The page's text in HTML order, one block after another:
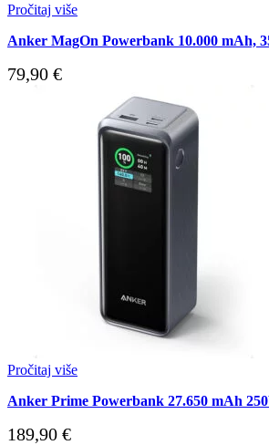
Pročitaj više
Anker MagOn Powerbank 10.000 mAh,
79,90 €
Pročitaj više
Anker Prime Powerbank 27.650 mAh
189,90 €